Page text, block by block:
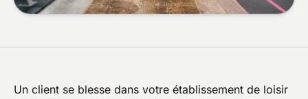
Un client se blesse dans votre établissement de loisir